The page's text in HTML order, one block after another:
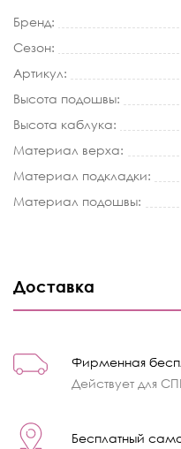
Бренд:
Сезон:
Артикул:
Высота подошвы:
Высота каблука:
Материал верха:
Материал подкладки:
Материал подошвы:
Доставка
Фирменная
Действует для
Бесплатный